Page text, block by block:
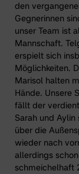
den
Gegnerinnen
unser Team ist
Mannschaft.
erspielt sich
Möglichkeiten.
Marisol halten
Hände. Unsere
fällt der
Sarah und Aylin
über die
wieder nach
allerdings
schmeichelhaft